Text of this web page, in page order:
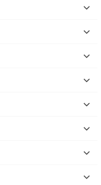
hình ban đêm
ảnh Sony
, ghi
cùng với